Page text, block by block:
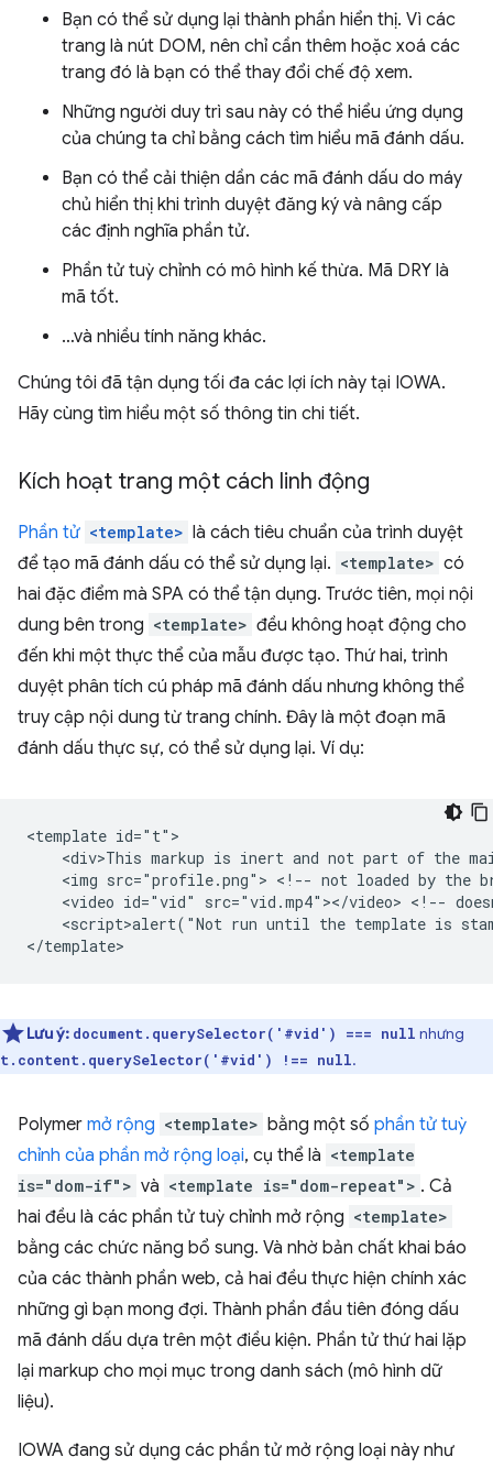
Bạn có thể sử dụng lại thành phần hiển thị. Vì các
trang là nút DOM, nên chỉ cần thêm hoặc xoá các
trang đó là bạn có thể thay đổi chế độ xem.
Những người duy trì sau này có thể hiểu ứng dụng
của chúng ta chỉ bằng cách tìm hiểu mã đánh dấu.
Bạn có thể cải thiện dần các mã đánh dấu do máy
chủ hiển thị khi trình duyệt đăng ký và nâng cấp
các định nghĩa phần tử.
Phần tử tuỳ chỉnh có mô hình kế thừa. Mã DRY là
mã tốt.
…và nhiều tính năng khác.
Chúng tôi đã tận dụng tối đa các lợi ích này tại IOWA.
Hãy cùng tìm hiểu một số thông tin chi tiết.
Kích hoạt trang một cách linh động
Phần tử <template> là cách tiêu chuẩn của trình duyệt
để tạo mã đánh dấu có thể sử dụng lại. <template> có
hai đặc điểm mà SPA có thể tận dụng. Trước tiên, mọi nội
dung bên trong <template> đều không hoạt động cho
đến khi một thực thể của mẫu được tạo. Thứ hai, trình
duyệt phân tích cú pháp mã đánh dấu nhưng không thể
truy cập nội dung từ trang chính. Đây là một đoạn mã
đánh dấu thực sự, có thể sử dụng lại. Ví dụ:
<template id="t">
<div>This markup is inert and not part of the
<img src="profile.png"> <!-- not loaded by the
<video id="vid" src="vid.mp4"></video> <!--
<script>alert("Not run until the template is
Lưu ý: document.querySelector('#vid') === null nhưng
t.content.querySelector('#vid') !== null.
Polymer mở rộng <template> bằng một số phần tử tuỳ
chỉnh của phần mở rộng loại, cụ thể là <template
is="dom-if"> và <template is="dom-repeat"> . Cả
hai đều là các phần tử tuỳ chỉnh mở rộng <template>
bằng các chức năng bổ sung. Và nhờ bản chất khai báo
của các thành phần web, cả hai đều thực hiện chính xác
những gì bạn mong đợi. Thành phần đầu tiên đóng dấu
mã đánh dấu dựa trên một điều kiện. Phần tử thứ hai lặp
lại markup cho mọi mục trong danh sách (mô hình dữ
liệu).
IOWA đang sử dụng các phần tử mở rộng loại này như